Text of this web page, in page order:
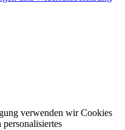
verwenden wir Cookies